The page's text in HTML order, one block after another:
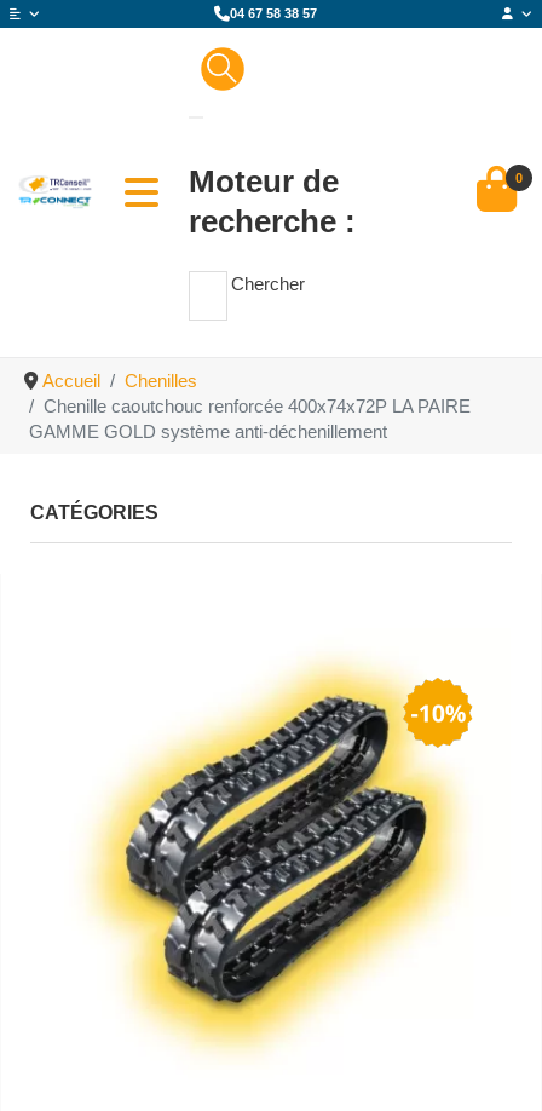
04 67 58 38 57
Moteur de
recherche :
Chercher
0
Accueil
Chenilles
Chenille caoutchouc renforcée 400x74x72P LA PAIRE
GAMME GOLD système anti-déchenillement
CATÉGORIES